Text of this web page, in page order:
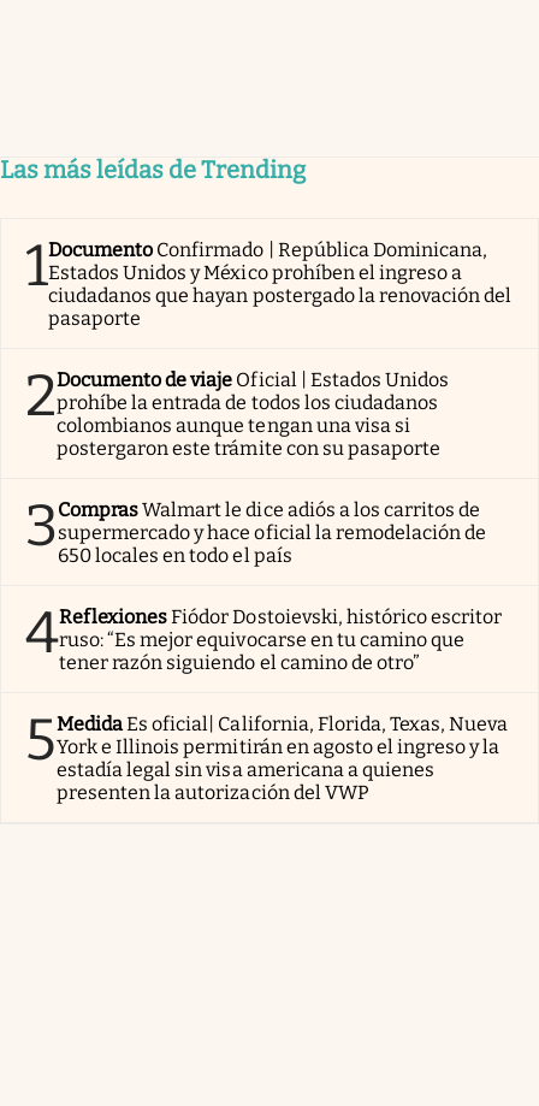
Las más leídas de Trending
1Documento Confirmado | República Dominicana,
Estados Unidos y México prohíben el ingreso a
ciudadanos que hayan postergado la renovación del
pasaporte
2Documento de viaje Oficial | Estados Unidos
prohíbe la entrada de todos los ciudadanos
colombianos aunque tengan una visa si
postergaron este trámite con su pasaporte
3ComprasWalmart le dice adiós a los carritos de
supermercado y hace oficial la remodelación de
650 locales en todo el país
4ReflexionesFiódor Dostoievski, histórico escritor
ruso: “Es mejor equivocarse en tu camino que
tener razón siguiendo el camino de otro”
5MedidaEs oficial| California, Florida, Texas, Nueva
York e Illinois permitirán en agosto el ingreso y la
estadía legal sin visa americana a quienes
presenten la autorización del VWP